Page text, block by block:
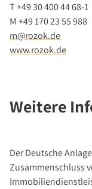
T +49 30 400 44 68-1
M +49 170 23 55 988
m@rozok.de
www.rozok.de
Weitere
Der Deutsche
Zusammenschluss